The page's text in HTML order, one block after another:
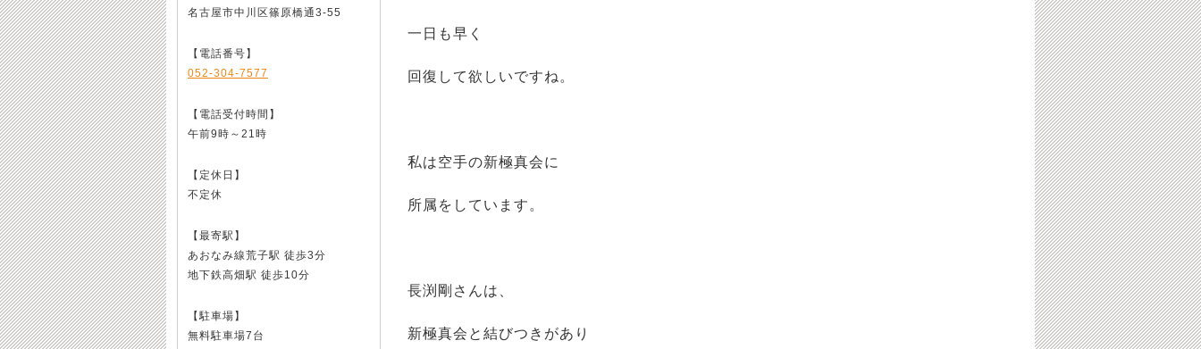
一日も早く
回復して欲しいですね。
私は空手の新極真会に
所属をしています。
長渕剛さんは、
新極真会と結びつきがあり
名古屋市中川区篠原橋通3-55
【電話番号】
052-304-7577
【電話受付時間】
午前9時～21時
【定休日】
不定休
【最寄駅】
あおなみ線荒子駅 徒歩3分
地下鉄高畑駅 徒歩10分
【駐車場】
無料駐車場7台